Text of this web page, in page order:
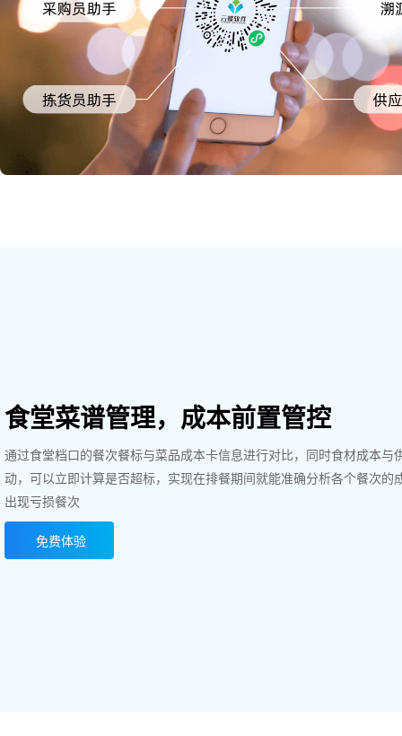
食堂菜谱管理，成本前置管控
通过食堂档口的餐次餐标与菜品成本卡信息进行对比，同时食材成本与
动，可以立即计算是否超标，实现在排餐期间就能准确分析各个餐次的
出现亏损餐次
免费体验